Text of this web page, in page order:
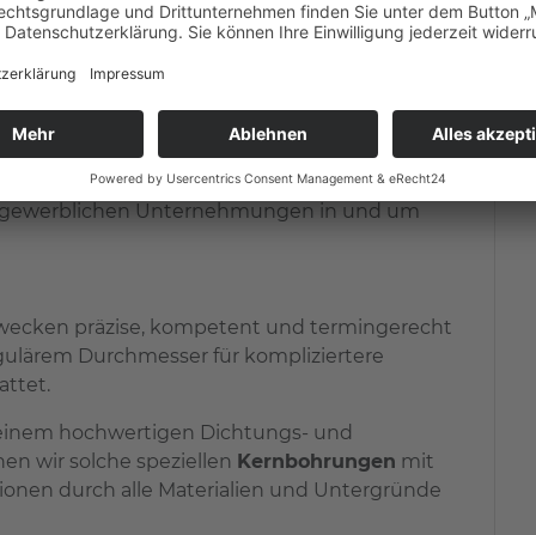
Bau GmbH
von Großprojekten und in der
Unternehmungen in und um
präzise, kompetent und termingerecht
Durchmesser für kompliziertere
hochwertigen Dichtungs- und
wir solche speziellen Kernbohrungen mit
durch alle Materialien und Untergründe